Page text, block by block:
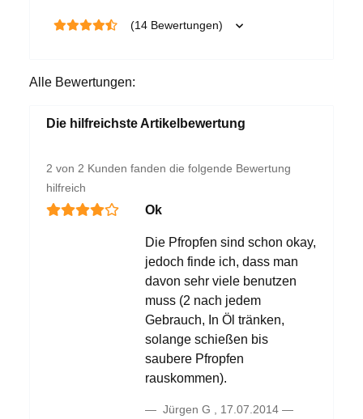
(14 Bewertungen)
Alle Bewertungen:
Die hilfreichste Artikelbewertung
2 von 2 Kunden fanden die folgende Bewertung
hilfreich
Ok
Die Pfropfen sind schon okay,
jedoch finde ich, dass man
davon sehr viele benutzen
muss (2 nach jedem
Gebrauch, In Öl tränken,
solange schießen bis
saubere Pfropfen
rauskommen).
Jürgen G , 17.07.2014